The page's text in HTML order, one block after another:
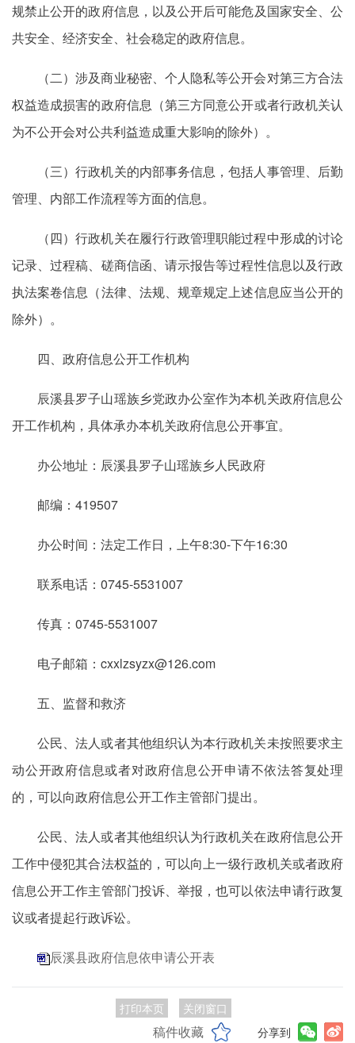
规禁止公开的政府信息，以及公开后可能危及国家安全、公
共安全、经济安全、社会稳定的政府信息。
（二）涉及商业秘密、个人隐私等公开会对第三方合法
权益造成损害的政府信息（第三方同意公开或者行政机关认
为不公开会对公共利益造成重大影响的除外）。
（三）行政机关的内部事务信息，包括人事管理、后勤
管理、内部工作流程等方面的信息。
（四）行政机关在履行行政管理职能过程中形成的讨论
记录、过程稿、磋商信函、请示报告等过程性信息以及行政
执法案卷信息（法律、法规、规章规定上述信息应当公开的
除外）。
四、政府信息公开工作机构
辰溪县罗子山瑶族乡党政办公室作为本机关政府信息公
开工作机构，具体承办本机关政府信息公开事宜。
办公地址：辰溪县罗子山瑶族乡人民政府
邮编：419507
办公时间：法定工作日，上午8:30-下午16:30
联系电话：0745-5531007
传真：0745-5531007
电子邮箱：cxxlzsyzx@126.com
五、监督和救济
公民、法人或者其他组织认为本行政机关未按照要求主
动公开政府信息或者对政府信息公开申请不依法答复处理
的，可以向政府信息公开工作主管部门提出。
公民、法人或者其他组织认为行政机关在政府信息公开
工作中侵犯其合法权益的，可以向上一级行政机关或者政府
信息公开工作主管部门投诉、举报，也可以依法申请行政复
议或者提起行政诉讼。
辰溪县政府信息依申请公开表
打印本页 关闭窗口
稿件收藏 分享到